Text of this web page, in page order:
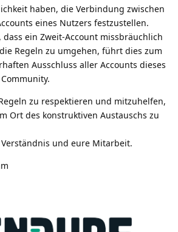
haben, die Verbindung zwischen
eines Nutzers festzustellen.
ein Zweit-Account missbräuchlich
Regeln zu umgehen, führt dies zum
Ausschluss aller Accounts dieses
zu respektieren und mitzuhelfen,
Ort des konstruktiven Austauschs zu
und eure Mitarbeit.